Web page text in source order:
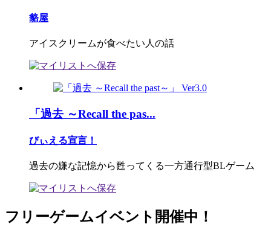
貉屋
アイスクリームが食べたい人の話
「過去 ～Recall the pas...
びぃえる宣言！
過去の嫌な記憶から甦ってくる一方通行型BLゲーム
フリーゲームイベント開催中！